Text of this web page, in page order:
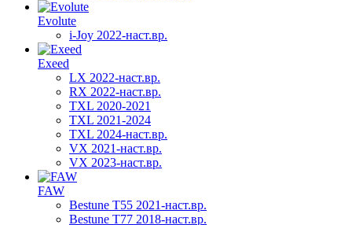
Evolute
i-Joy 2022-наст.вр.
Exeed
LX 2022-наст.вр.
RX 2022-наст.вр.
TXL 2020-2021
TXL 2021-2024
TXL 2024-наст.вр.
VX 2021-наст.вр.
VX 2023-наст.вр.
FAW
Bestune T55 2021-наст.вр.
Bestune T77 2018-наст.вр.